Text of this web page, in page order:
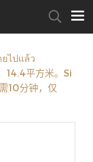
ไปแล้ว
14.4平方米。Si
10分钟，仅